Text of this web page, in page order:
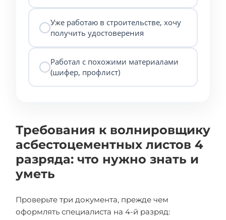
Уже работаю в строительстве, хочу
получить удостоверения
Работал с похожими материалами
(шифер, профлист)
Требования к волнировщику
асбестоцементных листов 4
разряда: что нужно знать и
уметь
Проверьте три документа, прежде чем
оформлять специалиста на 4-й разряд: